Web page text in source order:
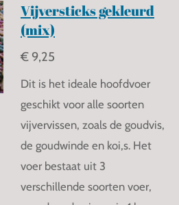
Vijversticks gekleurd
(mix)
€ 9,25
Dit is het ideale hoofdvoer
geschikt voor alle soorten
vijvervissen, zoals de goudvis,
de goudwinde en koi,s. Het
voer bestaat uit 3
verschillende soorten voer,